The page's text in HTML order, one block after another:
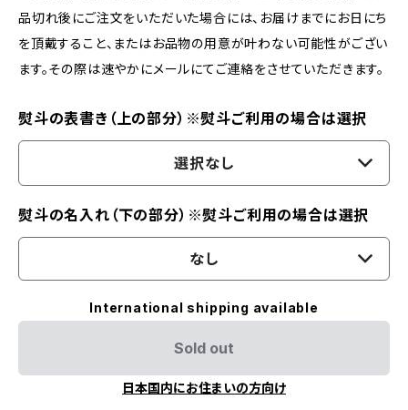
品切れ後にご注文をいただいた場合には、お届けまでにお日にち
を頂戴すること、またはお品物の用意が叶わない可能性がござい
ます。その際は速やかにメールにてご連絡をさせていただきます。
熨斗の表書き（上の部分）※熨斗ご利用の場合は選択
選択なし
熨斗の名入れ（下の部分）※熨斗ご利用の場合は選択
なし
International shipping available
Sold out
日本国内にお住まいの方向け